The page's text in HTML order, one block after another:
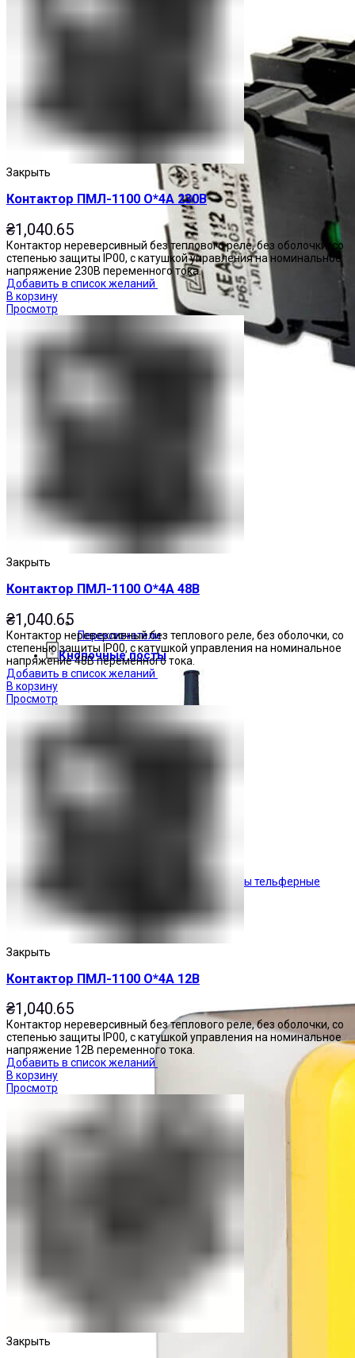
Переключатели
Кнопочные посты
Посты тельферные
Закрыть
Контактор ПМЛ-1100 О*4А 230В
₴1,040.65
Контактор нереверсивный без теплового реле, без оболочки, со
степенью защиты IP00, с катушкой управления на номинальное
напряжение 230В переменного тока.
Добавить в список желаний
В корзину
Просмотр
Закрыть
Контактор ПМЛ-1100 О*4А 48В
₴1,040.65
Контактор нереверсивный без теплового реле, без оболочки, со
степенью защиты IP00, с катушкой управления на номинальное
напряжение 48В переменного тока.
Добавить в список желаний
В корзину
Просмотр
Закрыть
Контактор ПМЛ-1100 О*4А 12В
₴1,040.65
Контактор нереверсивный без теплового реле, без оболочки, со
степенью защиты IP00, с катушкой управления на номинальное
напряжение 12В переменного тока.
Добавить в список желаний
В корзину
Просмотр
Закрыть